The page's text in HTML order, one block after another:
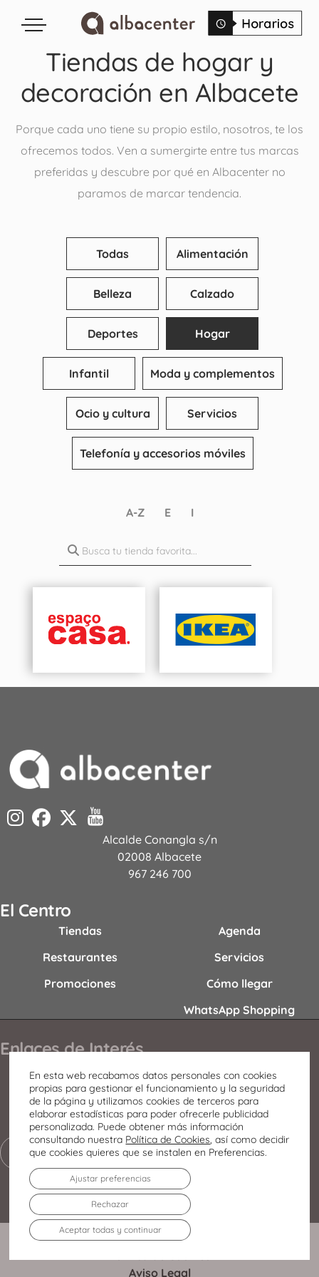
Tiendas de hogar y
decoración en Albacete
Porque cada uno tiene su propio estilo, nosotros, te los
ofrecemos todos. Ven a sumergirte entre tus marcas
preferidas y descubre por qué en Albacenter no
paramos de marcar tendencia.
Todas Alimentación
Belleza Calzado
Deportes Hogar
Infantil Moda y complementos
Ocio y cultura Servicios
Telefonía y accesorios móviles
A-Z E I
Alcalde Conangla s/n
02008 Albacete
967 246 700
El Centro
Tiendas
Restaurantes
Promociones
Agenda
Servicios
Cómo llegar
WhatsApp Shopping
Enlaces de Interés
Contacto
Horario
Oportunidades de negocio
Club Disfrutones
Política de Privacidad
Aviso Legal
En esta web recabamos datos personales con cookies
propias para gestionar el funcionamiento y la seguridad
de la página y utilizamos cookies de terceros para
elaborar estadísticas para poder ofrecerle publicidad
personalizada. Puede obtener más información
consultando nuestra Política de Cookies, así como decidir
que cookies quieres que se instalen en Preferencias.
Aceptar todas y continuar
Rechazar
Ajustar preferencias